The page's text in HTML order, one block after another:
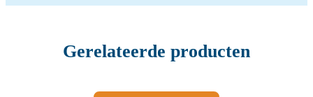
Gerelateerde producten